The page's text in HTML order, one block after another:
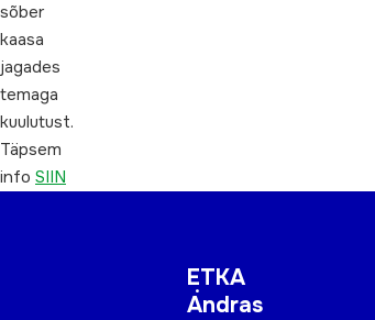
sõber
kaasa
jagades
temaga
kuulutust.
Täpsem
info SIIN
ETKA
Andras